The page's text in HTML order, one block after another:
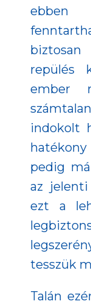
repülés
ember
indokolt
pedig
az jelenti
ezt a
tesszük
Talán